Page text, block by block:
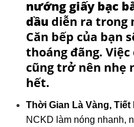
nướng giấy bạc
dầu diễn ra trong
Căn bếp của bạn
thoáng đãng.
cũng trở nên nhẹ
hết.
Thời Gian Là Vàng, Tiết
NCKD làm nóng nhanh,